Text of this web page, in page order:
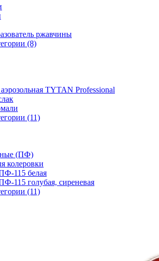
ржавчины
(8)
TYTAN Professional
(11)
(ПФ)
колеровки
115 белая
115 голубая, сиреневая
(11)